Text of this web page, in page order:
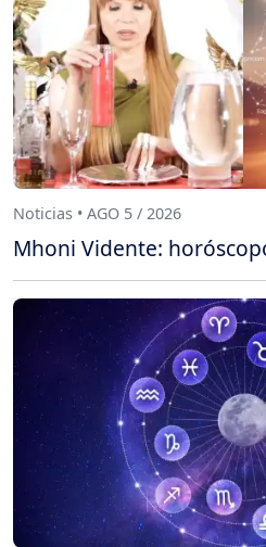
Noticias • AGO 5 / 2026
Mhoni Vidente: